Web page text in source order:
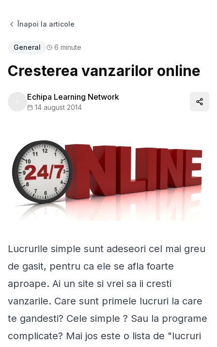
Înapoi la articole
General 6 minute
Cresterea vanzarilor online
Echipa Learning Network
14 august 2014
Lucrurile simple sunt adeseori cel mai greu
de gasit, pentru ca ele se afla foarte
aproape. Ai un site si vrei sa ii cresti
vanzarile. Care sunt primele lucruri la care
te gandesti? Cele simple ? Sau la programe
complicate? Mai jos este o lista de "lucruri